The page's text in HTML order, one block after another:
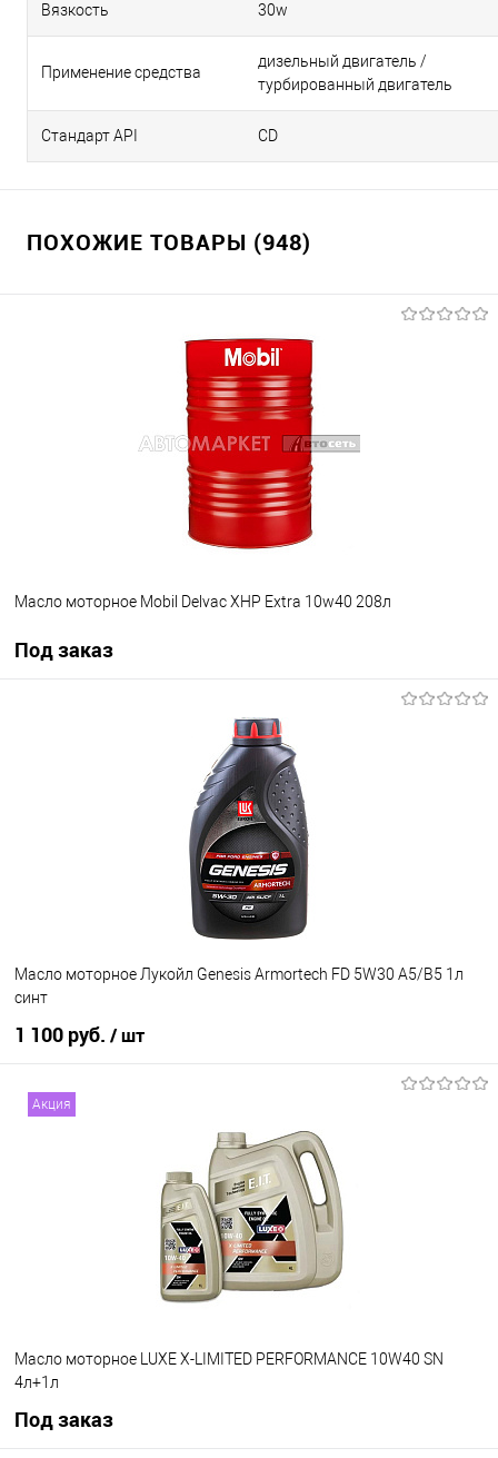
Вязкость 30w
Применение средства
дизельный двигатель /
турбированный двигатель
Стандарт API CD
ПОХОЖИЕ ТОВАРЫ (948)
Масло моторное Mobil Delvac XHP Extra 10w40 208л
Под заказ
Под заказ
Масло моторное Лукойл Genesis Armortech FD 5W30 A5/B5 1л
синт
1 100 руб. / шт
В наличии
Акция
Масло моторное LUXE X-LIMITED PERFORMANCE 10W40 SN
4л+1л
Под заказ